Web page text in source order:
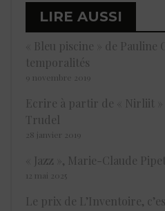
LIRE AUSSI
« Bleu piscine » de Pauline
temporalités
9 novembre 2019
Ecrire à partir de « Nirliit »
Trudel
28 janvier 2019
« Jazz », Marie-Claude Pipet
12 mai 2025
Le prix de L’Inventoire,